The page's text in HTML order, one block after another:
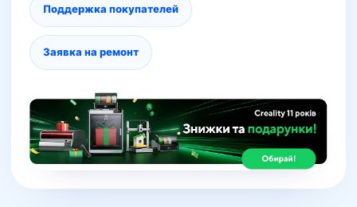
Поддержка покупателей
Заявка на ремонт